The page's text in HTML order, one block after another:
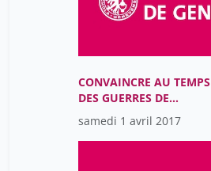
CONVAINCRE AU TEMPS
DES GUERRES DE
RELIGION
samedi 1 avril 2017